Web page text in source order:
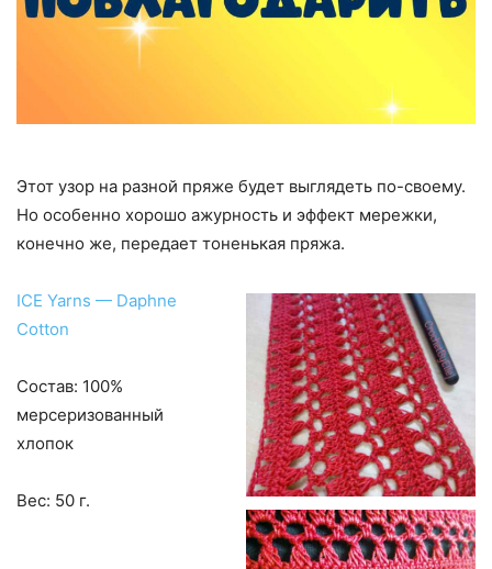
Этот узор на разной пряже будет выглядеть по-своему.
Но особенно хорошо ажурность и эффект мережки,
конечно же, передает тоненькая пряжа.
ICE Yarns — Daphne
Cotton
Состав: 100%
мерсеризованный
хлопок
Вес: 50 г.